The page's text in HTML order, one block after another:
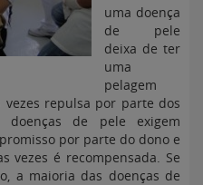
uma doença
de pele
deixa de ter
uma
pelagem
repulsa por parte dos
doenças de pele exigem
por parte do dono e
vezes é recompensada. Se
a maioria das doenças de